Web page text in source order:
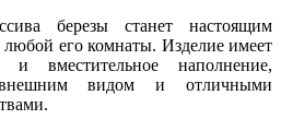
березы станет настоящим
его комнаты. Изделие имеет
и вместительное наполнение,
внешним видом и отличными